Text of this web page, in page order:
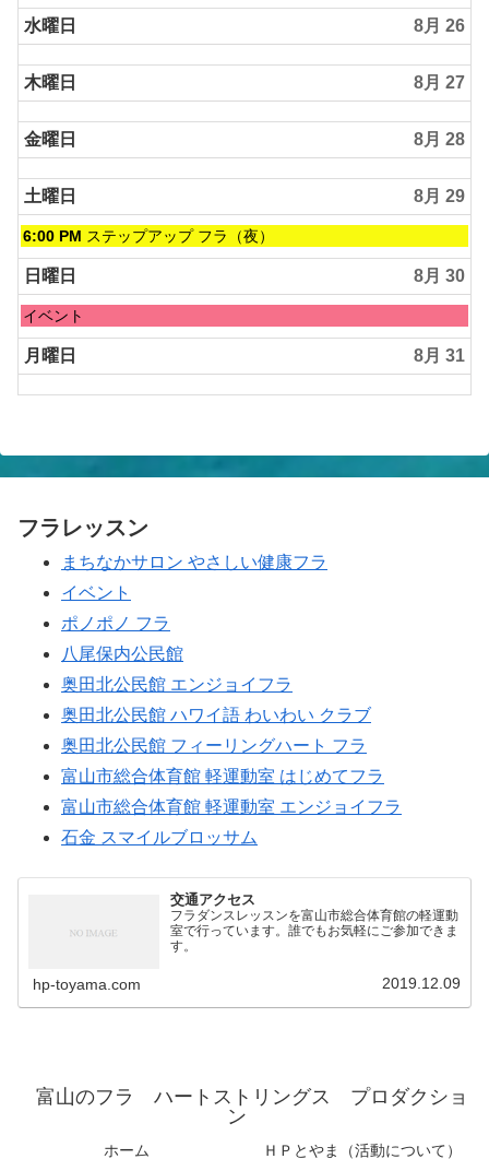
水曜日 8月 26
木曜日 8月 27
金曜日 8月 28
土曜日 8月 29
土
曜
日,
8
月
29th
2026
6:00 PM ステップアップ フラ（夜）
日曜日 8月 30
日
曜
日,
8
月
イベント
月曜日 8月 31
フラレッスン
まちなかサロン やさしい健康フラ
イベント
ポノポノ フラ
八尾保内公民館
奥田北公民館 エンジョイフラ
奥田北公民館 ハワイ語 わいわい クラブ
奥田北公民館 フィーリングハート フラ
富山市総合体育館 軽運動室 はじめてフラ
富山市総合体育館 軽運動室 エンジョイフラ
石金 スマイルブロッサム
交通アクセス
フラダンスレッスンを富山市総合体育館の軽運動
室で行っています。誰でもお気軽にご参加できま
す。
hp-toyama.com 2019.12.09
富山のフラ ハートストリングス プロダクショ
ン
ホーム ＨＰとやま（活動について）